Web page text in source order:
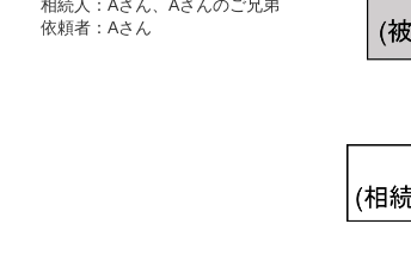
相続人：Aさん、Aさんのご兄弟
依頼者：Aさん